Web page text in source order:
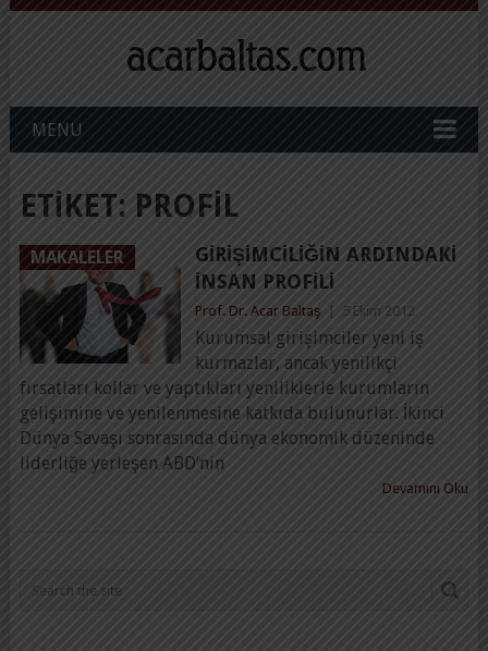
MENU
ETIKET: PROFIL
MAKALELER
GIRIŞIMCILIĞIN ARDINDAKI
İNSAN PROFILI
Prof. Dr. Acar Baltaş 5 Ekim 2012
Kurumsal girişimciler yeni iş
kurmazlar, ancak yenilikçi
fırsatları kollar ve yaptıkları yeniliklerle kurumların
gelişimine ve yenilenmesine katkıda bulunurlar. İkinci
Dünya Savaşı sonrasında dünya ekonomik düzeninde
liderliğe yerleşen ABD’nin
Devamını Oku